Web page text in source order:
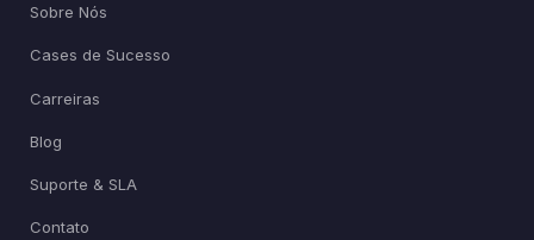
Sobre Nós
Cases de Sucesso
Carreiras
Blog
Suporte & SLA
Contato